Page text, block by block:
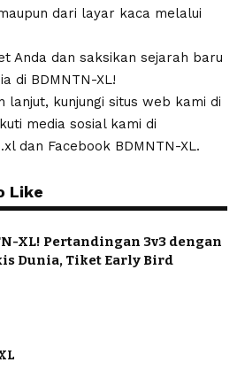
dari layar kaca melalui
Anda dan saksikan sejarah baru
di BDMNTN-XL!
lanjut, kunjungi situs web kami di
media sosial kami di
dan Facebook BDMNTN-XL.
Like
XL! Pertandingan 3v3 dengan
Dunia, Tiket Early Bird